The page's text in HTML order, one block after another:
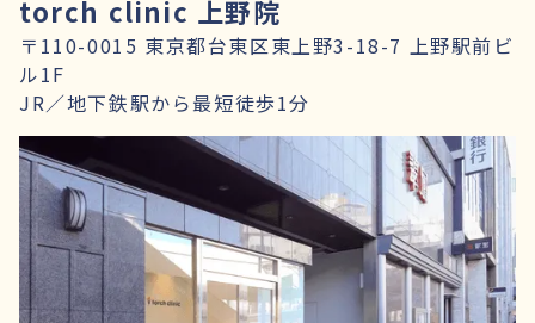
torch clinic 上野院
〒110-0015 東京都台東区東上野3-18-7 上野駅前ビ
ル1F
JR／地下鉄駅から最短徒歩1分